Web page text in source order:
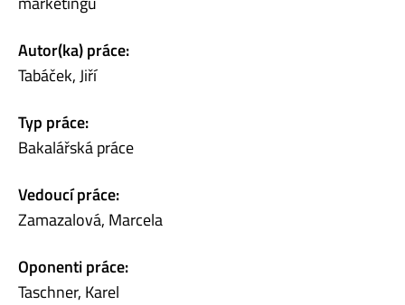
Autor(ka) práce:
Tabáček, Jiří
Typ práce:
Bakalářská práce
Vedoucí práce:
Zamazalová, Marcela
Oponenti práce:
Taschner, Karel